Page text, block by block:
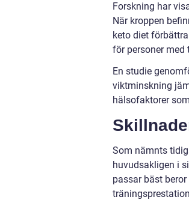
Forskning har
När kroppen
keto diet
för personer med
En studie
viktminskning
hälsofaktorer
Som nämnts
huvudsakligen i
passar bäst